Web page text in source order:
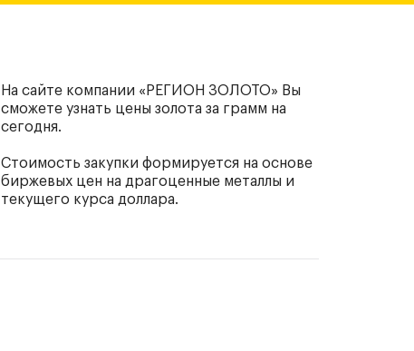
На сайте компании «РЕГИОН ЗОЛОТО» Вы
сможете узнать цены золота за грамм на
сегодня.
Стоимость закупки формируется на основе
биржевых цен на драгоценные металлы и
текущего курса доллара.